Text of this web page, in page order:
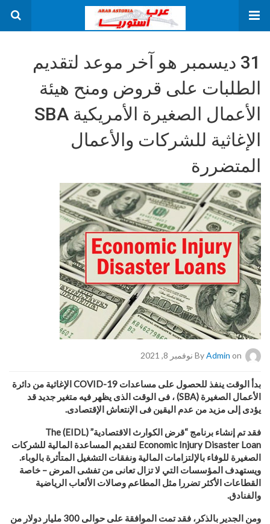
31 ديسمبر هو آخر موعد لتقديم
الطلبات على قروض ومنح هيئة
الأعمال الصغيرة الأمريكية SBA
الإغاثية للشركات والأعمال
المتضررة
ByAdmin on نوفمبر 8, 2021
بدأالوقت ينفذ للحصول على مساعدات COVID-19الإغاثية من دائرة
الأعمال الصغيرة (SBA) ، فى الوقت الذى يظهر فيه متغير جديد قد
يؤدى إلى مزيد من عدم اليقين فى الإنتعاش الإقتصادى.
فقد تم إنشاء برنامج “قرض الكوارث الاقتصادية”(EIDL)
The
Economic Injury Disaster Loan لتقديم المساعدة المالية للشركات
الصغيرة للوفاء بالإلتزامات المالية ونفقات التشغيل المتأثرة بالوباء.
ويستهدف المؤسسات التي لا تزال تعانى من تفشى المرض – خاصة
القطاعات الأكثر تضررا مثل المطاعم وصالات الألعاب الرياضية
والفنادق.
ومن الجدير بالذكر، فقد تمت الموافقة على حوالى 300 مليار دولار من